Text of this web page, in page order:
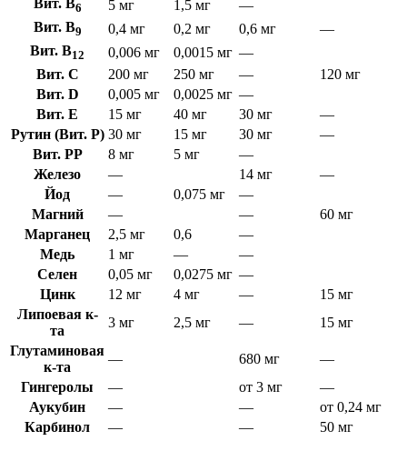
6 5 мг 1,5 мг
—
Вит. B9 0,4 мг 0,2 мг 0,6 мг
—
Вит. B12 0,006 мг 0,0015 мг —
Вит. C
200 мг 250 мг —
120 мг
Вит. D
0,005 мг 0,0025 мг —
Вит. E
15 мг 40 мг 30 мг
—
Рутин (Вит. P) 30 мг 15 мг 30 мг
—
Вит. PP
8 мг 5 мг
—
Железо
— 14 мг
—
Йод
— 0,075 мг
—
Магний
— —
60 мг
Марганец
2,5 мг 0,6
—
Медь
1 мг —
—
Селен
0,05 мг 0,0275 мг —
Цинк
12 мг 4 мг —
15 мг
Липоевая к-
та
3 мг 2,5 мг —
15 мг
Глутаминовая
к-та
— 680 мг
—
Гингеролы
— от 3 мг
—
Аукубин
— —
от 0,24 мг
Карбинол
— — 50 мг